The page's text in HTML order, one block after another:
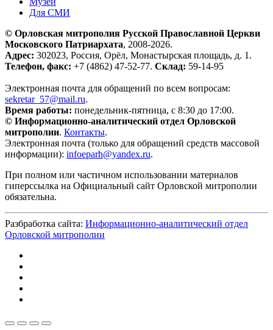
Для СМИ
© Орловская митрополия Русской Православной Церкви
Московского Патриархата, 2008-2026.
Адрес: 302023, Россия, Орёл, Монастырская площадь, д. 1.
Телефон, факс: +7 (4862) 47-52-77. Склад: 59-14-95
Электронная почта для обращений по всем вопросам:
sekretar_57@mail.ru.
Время работы: понедельник-пятница, с 8:30 до 17:00.
© Информационно-аналитический отдел Орловской
митрополии. Контакты.
Электронная почта (только для обращений средств массовой
информации): infoeparh@yandex.ru.
При полном или частичном использовании материалов
гиперссылка на Официальный сайт Орловской митрополии
обязательна.
Разбработка сайта: Информационно-аналитический отдел
Орловской митрополии